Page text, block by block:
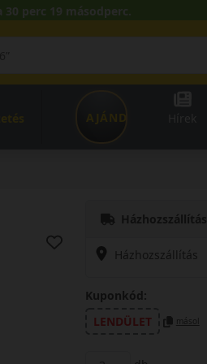
30 perc 18 másodperc.
AJÁNDÉKUTALVÁNY
Házhozszállítás
Házhozszállítás
Kuponkód:
LENDÜLET
másol